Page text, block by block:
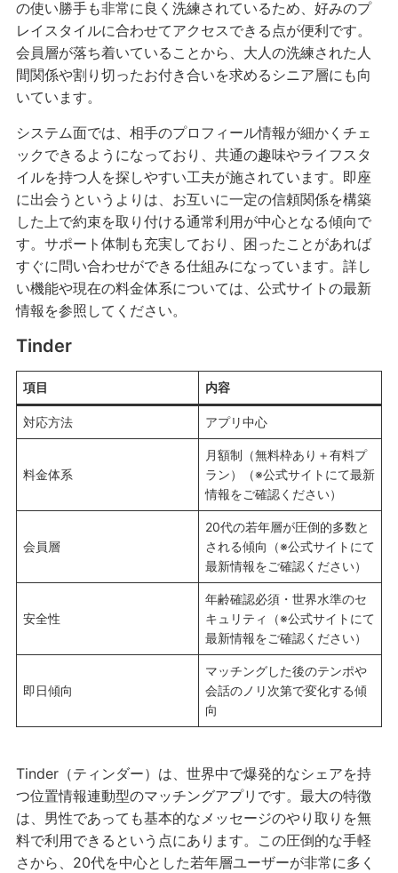
の使い勝手も非常に良く洗練されているため、好みのプ
レイスタイルに合わせてアクセスできる点が便利です。
会員層が落ち着いていることから、大人の洗練された人
間関係や割り切ったお付き合いを求めるシニア層にも向
いています。
システム面では、相手のプロフィール情報が細かくチェ
ックできるようになっており、共通の趣味やライフスタ
イルを持つ人を探しやすい工夫が施されています。即座
に出会うというよりは、お互いに一定の信頼関係を構築
した上で約束を取り付ける通常利用が中心となる傾向で
す。サポート体制も充実しており、困ったことがあれば
すぐに問い合わせができる仕組みになっています。詳し
い機能や現在の料金体系については、公式サイトの最新
情報を参照してください。
Tinder
項目 内容
対応方法 アプリ中心
料金体系
月額制（無料枠あり＋有料プ
ラン）（※公式サイトにて最新
情報をご確認ください）
会員層
20代の若年層が圧倒的多数と
される傾向（※公式サイトにて
最新情報をご確認ください）
安全性
年齢確認必須・世界水準のセ
キュリティ（※公式サイトにて
最新情報をご確認ください）
即日傾向
マッチングした後のテンポや
会話のノリ次第で変化する傾
向
Tinder（ティンダー）は、世界中で爆発的なシェアを持
つ位置情報連動型のマッチングアプリです。最大の特徴
は、男性であっても基本的なメッセージのやり取りを無
料で利用できるという点にあります。この圧倒的な手軽
さから、20代を中心とした若年層ユーザーが非常に多く